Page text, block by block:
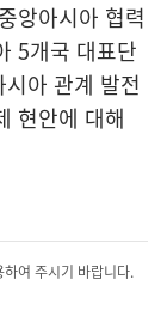
앙아시아 협력
5개국 대표단
아 관계 발전
현안에 대해
여 주시기 바랍니다.